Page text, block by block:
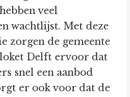
veel
wachtlijst. Met deze
zorgen de gemeente
Delft ervoor dat
snel een aanbod
er ook voor dat de